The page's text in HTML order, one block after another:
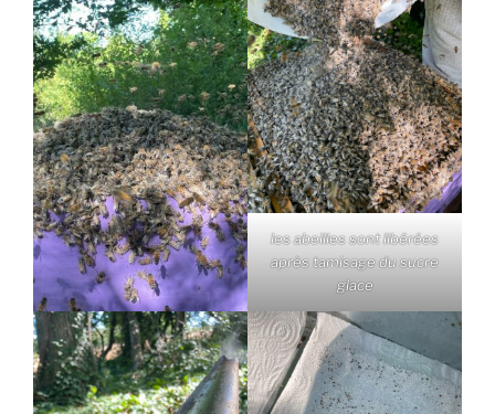
les abeilles sont libérées
après tamisage du sucre
glace